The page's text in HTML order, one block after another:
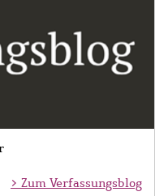
> Zum Verfassungsblog